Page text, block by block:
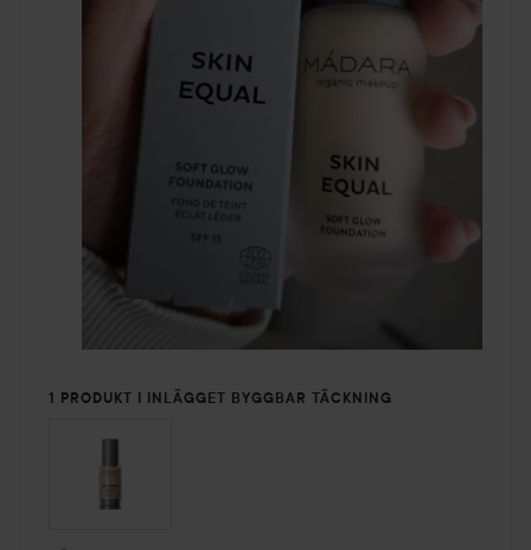
1 PRODUKT I INLÄGGET BYGGBAR TÄCKNING